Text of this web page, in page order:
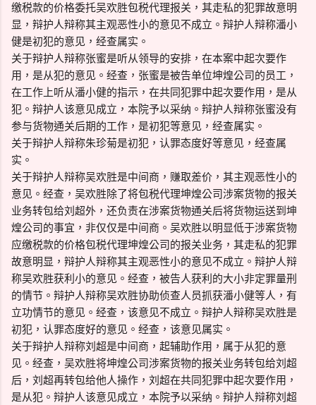
缴税款的价格委托吴欢胜包税代理报关，其走私的犯罪故意明
显，辩护人辩称其主观恶性小的意见不成立。辩护人辩称潘小
健是初犯的意见，经查属实。
关于辩护人辩称张蜜是听从领导的安排，在本案中起次要作
用，是从犯的意见。经查，张蜜是被告单位坤煌公司的员工，
在工作上听从潘小健的指示，在共同犯罪中起次要作用，是从
犯。辩护人该意见成立，本院予以采纳。辩护人辩称张蜜没有
参与货物通关后期的工作，是初犯等意见，经查属实。
关于辩护人辩称朱珍菊是初犯，认罪态度好等意见，经查属
实。
关于辩护人辩称吴欢胜是中间商，赚取差价，其主观恶性小的
意见。经查，吴欢胜除了将包税代理坤煌公司涉案货物的报关
业务转包给刘超外，还负责在涉案货物通关后将货物运送到坤
煌公司的事宜，非仅仅是中间商。吴欢胜以明显低于涉案货物
应缴税款的价格包税代理坤煌公司的报关业务，其走私的犯罪
故意明显，辩护人辩称其主观恶性小的意见不成立。辩护人辩
称吴欢胜获利小的意见。经查，被告人获利的大小非定罪量刑
的情节。辩护人辩称吴欢胜协助侦查人员抓获潘小健等人，有
立功情节的意见。经查，该意见不成立。辩护人辩称吴欢胜是
初犯，认罪态度好的意见。经查，该意见属实。
关于辩护人辩称刘超是中间商，起辅助作用，属于从犯的意
见。经查，吴欢胜将坤煌公司涉案货物的报关业务转包给刘超
后，刘超再转包给他人操作，刘超在共同犯罪中起次要作用，
是从犯。辩护人该意见成立，本院予以采纳。辩护人辩称刘超